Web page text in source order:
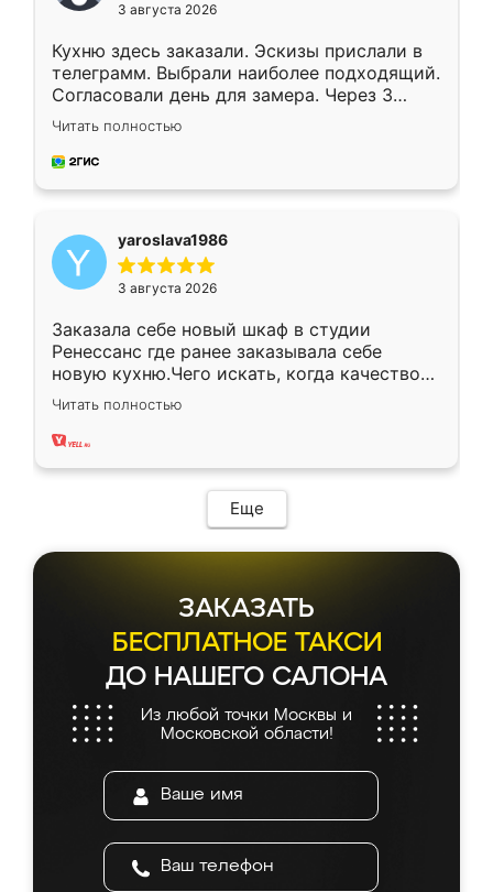
3 августа 2026
Кухню здесь заказали. Эскизы прислали в
телеграмм. Выбрали наиболее подходящий.
Согласовали день для замера. Через 3
недели кухня была уже готова. Остались
довольны работой. Спасибо Ренессанс
мебель за качественную работу!
Читать полностью
yaroslava1986
3 августа 2026
Заказала себе новый шкаф в студии
Ренессанс где ранее заказывала себе
новую кухню.Чего искать, когда качеством
вполне довольна. Служит кухня уже почти
два года, нареканий нет.
Читать полностью
Еще
ЗАКАЗАТЬ
БЕСПЛАТНОЕ ТАКСИ
ДО НАШЕГО САЛОНА
Из любой точки Москвы и
Московской области!